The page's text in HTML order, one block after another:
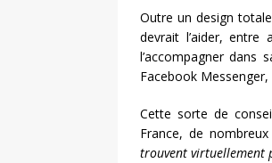
Outre un design
devrait l’aider,
l’accompagner dans
Facebook
Cette sorte de
France, de
trouvent virtuellement